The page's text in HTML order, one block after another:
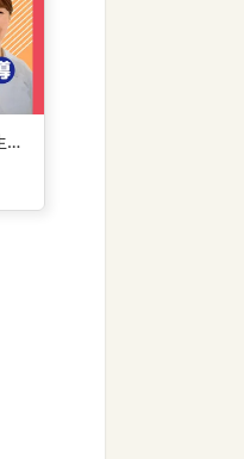
【アーカイブ配信】歯科衛生士Next Stage！～もっと寄り添う栄養指導～